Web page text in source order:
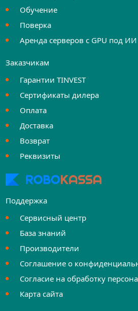
Обучение
Поверка
Аренда серверов с GPU под ИИ
Заказчикам
Гарантии TINVEST
Сертификаты дилера
Оплата
Доставка
Возврат
Реквизиты
Поддержка
Сервисный центр
База знаний
Производители
Соглашение о
Согласие на обработку
Карта сайта